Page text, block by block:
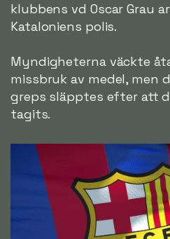
klubbens vd Oscar Grau
Kataloniens polis.
Myndigheterna väckte
missbruk av medel, men
greps släpptes efter att
tagits.